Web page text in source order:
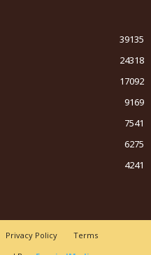
39135
24318
17092
9169
7541
6275
4241
Privacy Policy
Terms